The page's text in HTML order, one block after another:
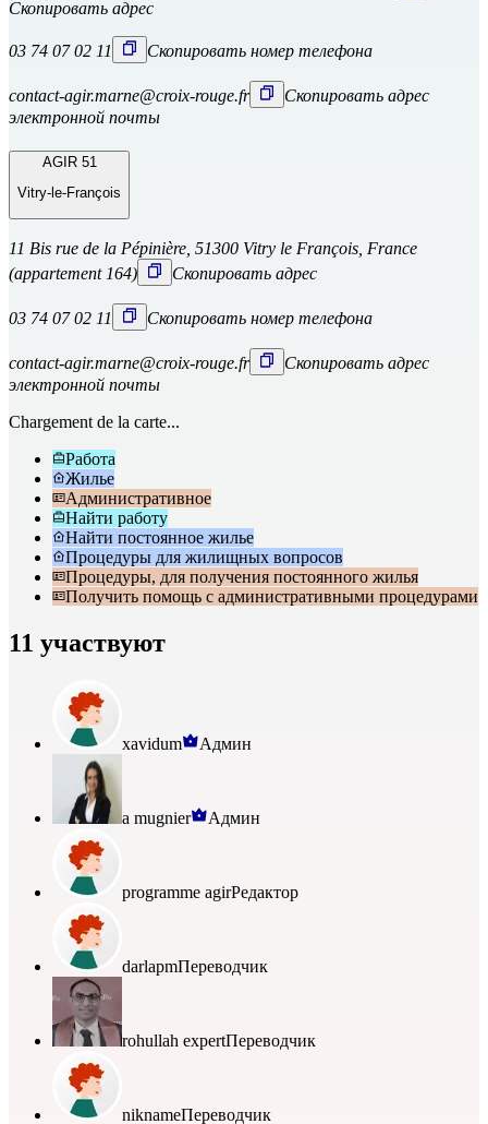
Скопировать адрес
03 74 07 02 11 Скопировать номер телефона
contact-agir.marne@croix-rouge.fr
Скопировать адрес
электронной почты
AGIR 51
Vitry-le-François
11 Bis rue de la Pépinière, 51300 Vitry le François, France
(appartement 164)
Скопировать адрес
03 74 07 02 11 Скопировать номер телефона
contact-agir.marne@croix-rouge.fr
Скопировать адрес
электронной почты
Chargement de la carte...
Работа
Жилье
Административное
Найти работу
Найти постоянное жилье
Процедуры для жилищных вопросов
Процедуры, для получения постоянного жилья
Получить помощь с административными процедурами
11 участвуют
xavidum Админ
a mugnier Админ
programme agirРедактор
darlapmПереводчик
rohullah expertПереводчик
niknameПереводчик